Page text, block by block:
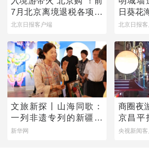
7月北京离境退税各项数
据均创新高
北京日报客户端
日葵花
北京日报客
文旅新探丨山海同歌：
一列非遗专列的新疆旅
程
新华网
商圈夜
京昌平
图景
央视新闻客